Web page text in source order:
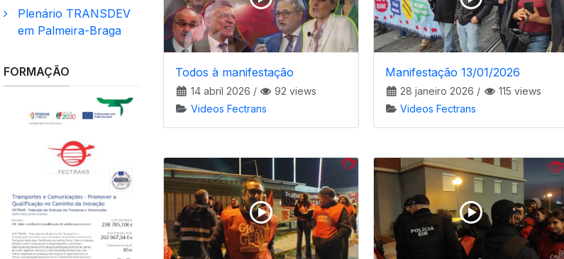
Todos à manifestação
14 abril 2026 /
92 views
Videos Fectrans
Manifestação 13/01/2026
28 janeiro 2026 /
115 views
Videos Fectrans
Plenário TRANSDEV
em Palmeira-Braga
FORMAÇÃO